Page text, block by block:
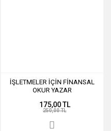
İŞLETMELER İÇİN FİNANSAL
OKUR YAZAR
175,00 TL
250,00 TL